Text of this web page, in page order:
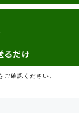
るだけ
確認ください。